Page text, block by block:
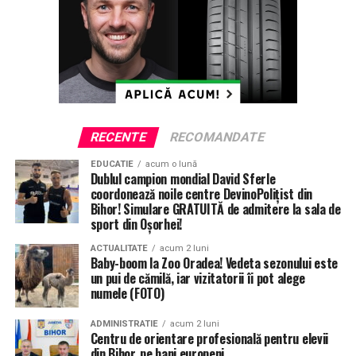
DN79
DRUM DE LEGATURA ORADEA NOJORID
DRUM NOU
ILIE BOLOJAN
ORADEA
RECOMANDAT
Atracții noi la Zoo Oradea: pui de antilopă elan, capucin
brun și un mânz (FOTO)
NU RATATI
Cel mai mare parc din Oradea: Bolojan a anunțat
amenajarea unei grădini urbane în cartierul Nufărul
(FOTO)
RECENTE RECOMANDATE
EDUCATIE acum o lună
Dublul campion mondial David Sferle
coordonează noile centre DevinoPolițist din
Bihor! Simulare GRATUITĂ de admitere la sala de
sport din Oșorhei!
ACTUALITATE acum 2 luni
Baby-boom la Zoo Oradea! Vedeta sezonului este
un pui de cămilă, iar vizitatorii îi pot alege
numele (FOTO)
ADMINISTRATIE acum 2 luni
Centru de orientare profesională pentru elevii